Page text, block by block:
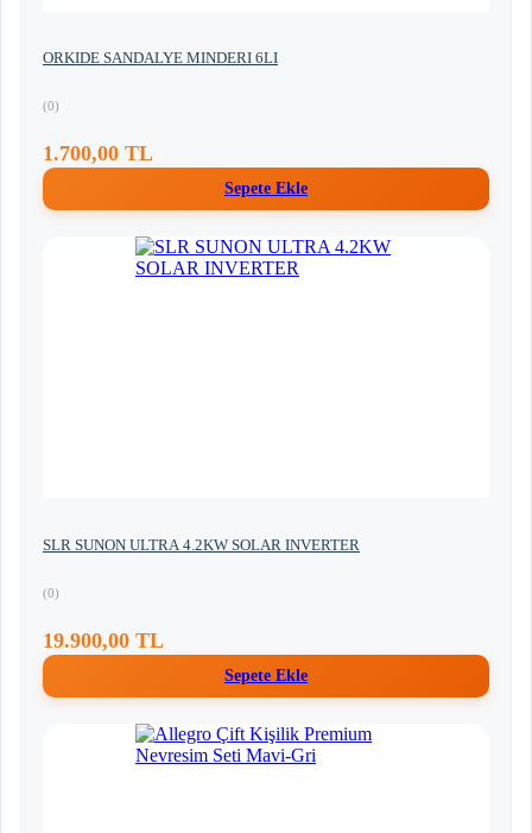
ORKIDE SANDALYE MINDERI 6LI
(0)
1.700,00 TL
Sepete Ekle
SLR SUNON ULTRA 4.2KW SOLAR INVERTER
(0)
19.900,00 TL
Sepete Ekle